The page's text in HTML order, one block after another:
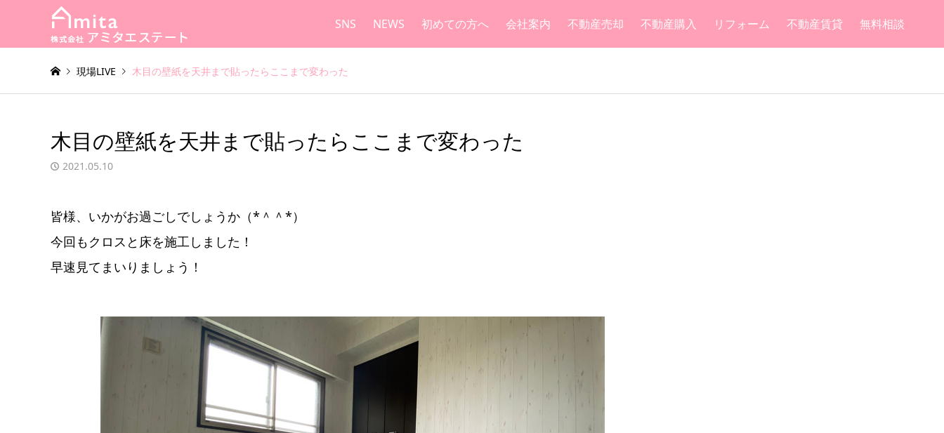
SNS NEWS 初めての方へ 会社案内 不動産売却 不動産購入 リフォーム 不動産賃貸 無料相談
現場LIVE 木目の壁紙を天井まで貼ったらここまで変わった
木目の壁紙を天井まで貼ったらここまで変わった
2021.05.10
皆様、いかがお過ごしでしょうか（*＾＾*）
今回もクロスと床を施工しました！
早速見てまいりましょう！